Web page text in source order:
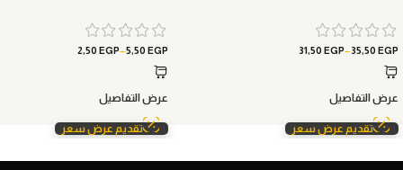
31,50 EGP–35,50 EGP
عرض التفاصيل
تقديم عرض سعر
2,50 EGP–5,50 EGP
عرض التفاصيل
تقديم عرض سعر